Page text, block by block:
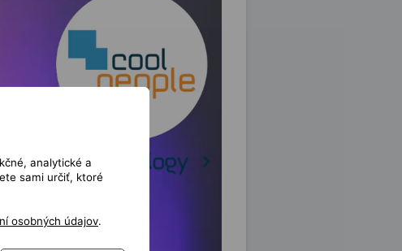
analytické a
sami určiť, ktoré
osobných údajov.